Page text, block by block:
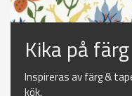
Kika på
Inspireras av färg &
kök.